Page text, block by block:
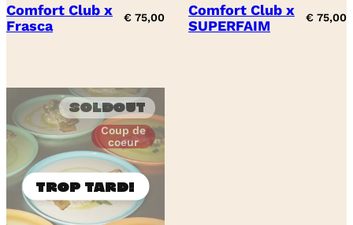
Comfort Club x
Frasca
€ 75,00
Comfort Club x
SUPERFAIM
€ 75,00
Soldout
Coup de
coeur